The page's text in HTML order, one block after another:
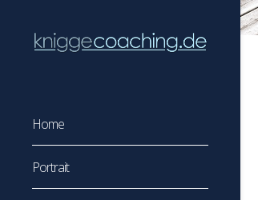
Home
Portrait